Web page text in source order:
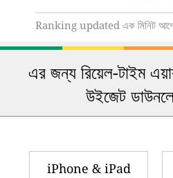
Ranking updated এক মিনিট
এর জন্য রিয়েল-টাইম
উইজেট
iPhone & iPad